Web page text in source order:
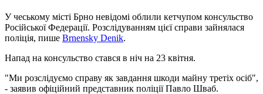
У чеському місті Брно невідомі облили кетчупом консульство
Російської Федерації. Розслідуванням цієї справи зайнялася
поліція, пише Brnensky Denik.
Напад на консульство стався в ніч на 23 квітня.
"Ми розслідуємо справу як завдання шкоди майну третіх осіб",
- заявив офіційний представник поліції Павло Шваб.